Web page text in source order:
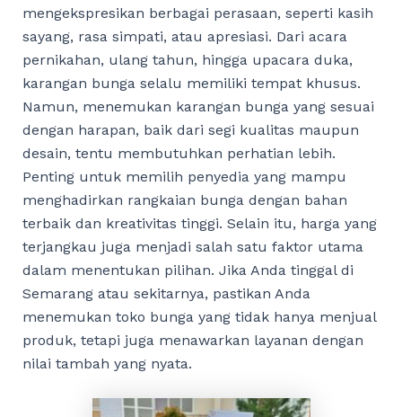
mengekspresikan berbagai perasaan, seperti kasih
sayang, rasa simpati, atau apresiasi. Dari acara
pernikahan, ulang tahun, hingga upacara duka,
karangan bunga selalu memiliki tempat khusus.
Namun, menemukan karangan bunga yang sesuai
dengan harapan, baik dari segi kualitas maupun
desain, tentu membutuhkan perhatian lebih.
Penting untuk memilih penyedia yang mampu
menghadirkan rangkaian bunga dengan bahan
terbaik dan kreativitas tinggi. Selain itu, harga yang
terjangkau juga menjadi salah satu faktor utama
dalam menentukan pilihan. Jika Anda tinggal di
Semarang atau sekitarnya, pastikan Anda
menemukan toko bunga yang tidak hanya menjual
produk, tetapi juga menawarkan layanan dengan
nilai tambah yang nyata.